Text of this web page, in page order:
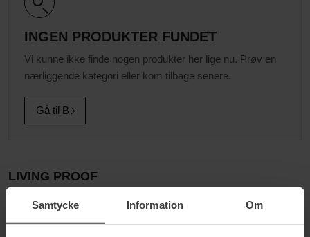
Samtycke Information Om
INGEN PRODUKTER FUNDET
Vi kunne ikke finde nogen produkter her lige nu. Prøv en
nærliggende kategori eller kom tilbage senere.
Gå til B
LIVING PROOF
Living Proof blev skabt ud fra en simpel filosofi - At udfordre
konventionel teknologi og løse de mest vanskelige